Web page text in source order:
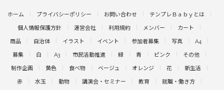
ホーム プライバシーポリシー お問い合わせ テンプレＢａｂｙとは
個人情報保護方針 運営会社 利用規約 メンバー カート
商品 自治体 イラスト イベント 参加者募集 写真 A4
募集 白 A3 市民活動推進 緑 青 ピンク その他
制作企画 黄色 食べ物 ベージュ オレンジ 花 新生活
赤 水玉 動物 講演会・セミナー 教育 就職・働き方